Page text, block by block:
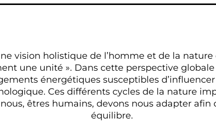
vision holistique de l’homme et de la
une unité ». Dans cette perspective
énergétiques susceptibles
Ces différents cycles de la nature
êtres humains, devons nous adapter
équilibre.